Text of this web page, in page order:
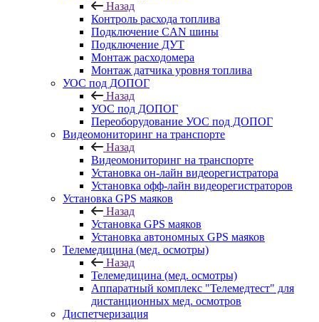
Назад
Контроль расхода топлива
Подключение CAN шины
Подключение ДУТ
Монтаж расходомера
Монтаж датчика уровня топлива
УОС под ДОПОГ
Назад
УОС под ДОПОГ
Переоборудование УОС под ДОПОГ
Видеомониторинг на транспорте
Назад
Видеомониторинг на транспорте
Установка он-лайн видеорегистратора
Установка офф-лайн видеорегистраторов
Установка GPS маяков
Назад
Установка GPS маяков
Установка автономных GPS маяков
Телемедицина (мед. осмотры)
Назад
Телемедицина (мед. осмотры)
Аппаратный комплекс "Телемедтест" для
дистанционных мед. осмотров
Диспетчеризация